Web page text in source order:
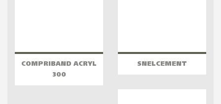
COMPRIBAND ACRYL
300
SNELCEMENT